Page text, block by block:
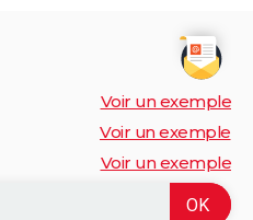
Voir un exemple
Voir un exemple
Voir un exemple